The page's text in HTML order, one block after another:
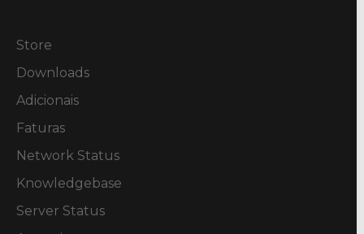
Store
Downloads
Adicionais
Faturas
Network Status
Knowledgebase
Server Status